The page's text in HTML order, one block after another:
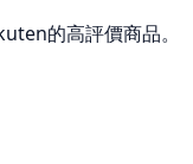
的高評價商品。